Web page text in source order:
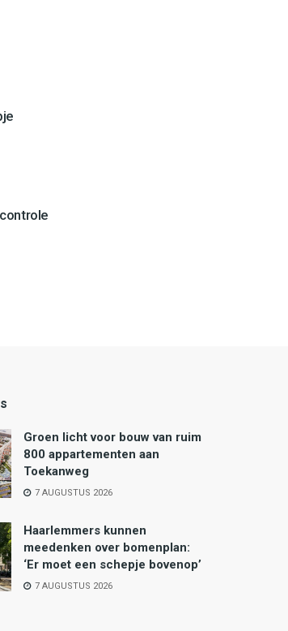
Groen licht voor bouw van ruim
800 appartementen aan
Toekanweg
7 AUGUSTUS 2026
Haarlemmers kunnen
meedenken over bomenplan:
‘Er moet een schepje bovenop’
7 AUGUSTUS 2026